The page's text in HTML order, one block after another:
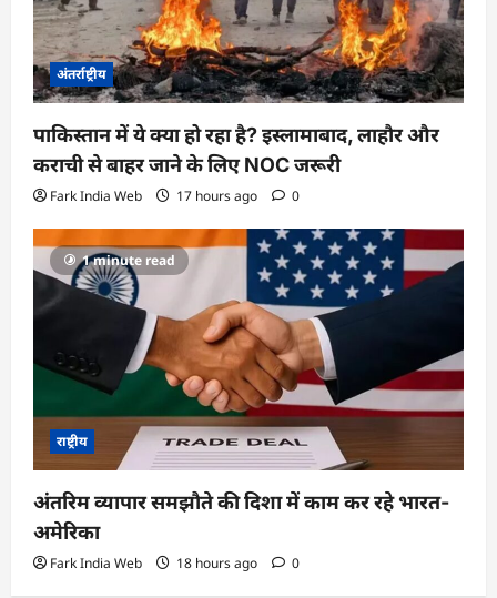
अंतर्राष्ट्रीय
पाकिस्तान में ये क्या हो रहा है? इस्लामाबाद, लाहौर और
कराची से बाहर जाने के लिए NOC जरूरी
Fark India Web 17 hours ago 0
1 minute read
राष्ट्रीय
अंतरिम व्यापार समझौते की दिशा में काम कर रहे भारत-
अमेरिका
Fark India Web 18 hours ago 0